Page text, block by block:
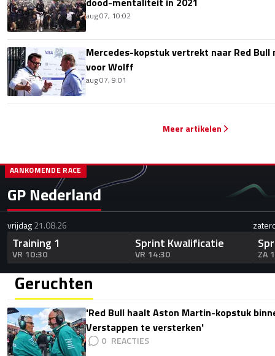
aug 07, 10:02
Mercedes-kopstuk vertrekt naar Red
voor Wolff
aug 07, 9:01
Meer artikelen
GP Nederland
AANKOMENDE RACE
vrijdag21.08.26
Training 1
VR 10:30
Sprint Kwalificatie
VR 14:30 ZA
Geruchten
'Red Bull haalt Aston Martin-kopstuk
Verstappen te versterken'
0